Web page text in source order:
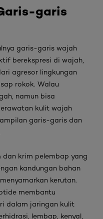
garis
garis-garis wajah
berekspresi di wajah,
agresor lingkungan
rokok. Walau
namun bisa
kulit wajah
garis-garis dan
dan krim pelembap yang
kandungan bahan
kerutan.
membantu
dalam jaringan kulit
lembap, kenyal,